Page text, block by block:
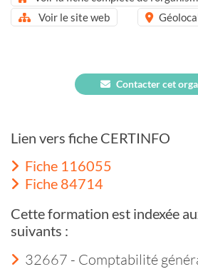
Voir le site web
Contacter cet
Lien vers fiche CERTINFO
Fiche 116055
Fiche 84714
Cette formation est indexée
suivants :
32667 - Comptabilité